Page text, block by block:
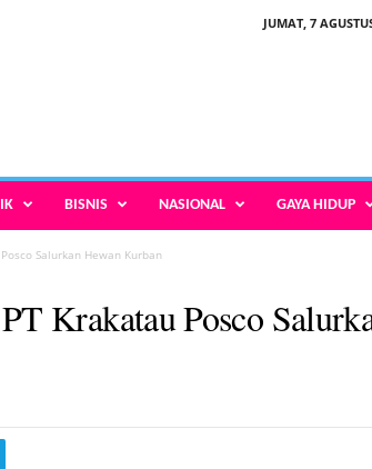
JUMAT, 7
BISNIS NASIONAL GAYA HIDUP
Salurkan Hewan Kurban
Krakatau Posco